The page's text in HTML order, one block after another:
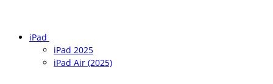
iPad
iPad 2025
iPad Air (2025)